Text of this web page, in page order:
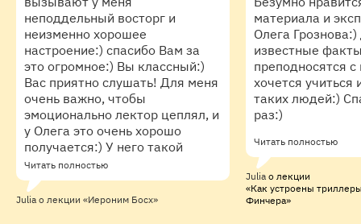
неподдельный восторг и
неизменно хорошее
настроение:) спасибо Вам за
это огромное:) Вы классный:)
Вас приятно слушать! Для меня
очень важно, чтобы
эмоционально лектор цеплял, и
у Олега это очень хорошо
получается:) У него такой
спокойный, размеренный и при
этом ассертивный
голос\подача материала,
Читать полностью
Julia о лекции «Иероним Босх»
материала и
Олега
известные
преподносятся
хочется учиться
таких людей:)
раз:)
Читать полностью
Julia о лекции
«Как устроены
Финчера»